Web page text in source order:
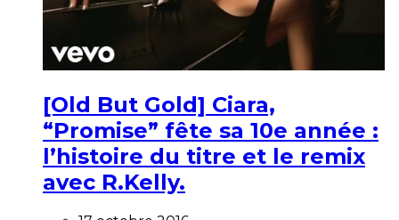
[Old But Gold] Ciara,
“Promise” fête sa 10e année :
l’histoire du titre et le remix
avec R.Kelly.